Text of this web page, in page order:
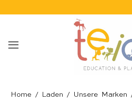
Home / Laden / Unsere Marken